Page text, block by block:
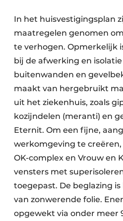
In het huisvestigingsplan
maatregelen genomen
te verhogen. Opmerkelijk
bij de afwerking en
buitenwanden en
maakt van hergebruikt
uit het ziekenhuis, zoals
kozijndelen (meranti) en
Eternit. Om een fijne,
werkomgeving te
OK-complex en Vrouw en
vensters met
toegepast. De beglazing
van zonwerende folie.
opgewekt via onder meer